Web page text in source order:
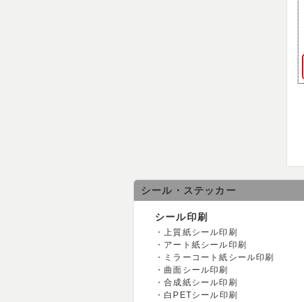
シール・ステッカー
シール印刷
上質紙シール印刷
アート紙シール印刷
ミラーコート紙シール印刷
曲面シール印刷
合成紙シール印刷
白PETシール印刷